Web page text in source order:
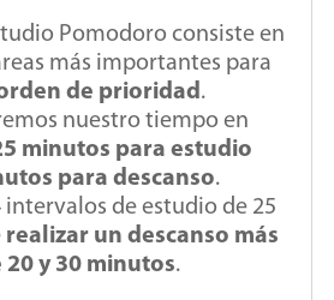
Pomodoro consiste en
más importantes para
de prioridad .
nuestro tiempo en
minutos para estudio
para descanso.
intervalos de estudio de 25
realizar un descanso más
20 y 30 minutos.